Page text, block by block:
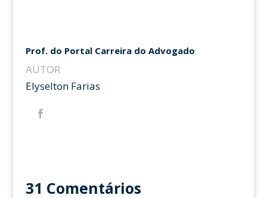
Prof. do Portal Carreira do Advogado
AUTOR
Elyselton Farias
31 Comentários